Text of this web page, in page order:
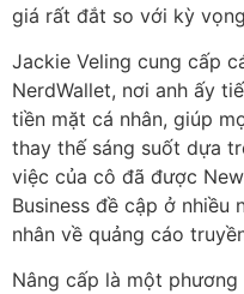
giá rất đắt so với kỳ
Jackie Veling cung cấp
NerdWallet, nơi anh ấy
tiền mặt cá nhân, giúp
thay thế sáng suốt dựa
việc của cô đã được
Business đề cập ở nhiều
nhân về quảng cáo
Nâng cấp là một